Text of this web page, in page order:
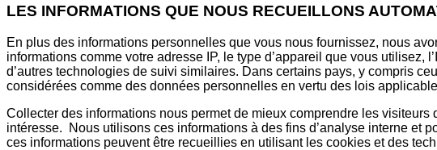
LES INFORMATIONS QUE NOUS RECUEILLONS
En plus des informations personnelles que vous nous fournissez, nous
informations comme votre adresse IP, le type d’appareil que vous
d’autres technologies de suivi similaires. Dans certains pays, y compris
considérées comme des données personnelles en vertu des lois
Collecter des informations nous permet de mieux comprendre les
intéresse. Nous utilisons ces informations à des fins d’analyse interne et
ces informations peuvent être recueillies en utilisant les cookies et des